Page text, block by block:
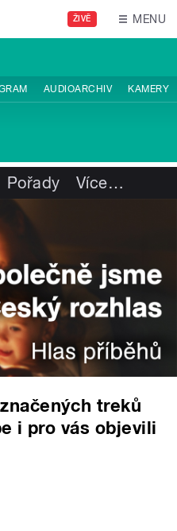
ŽIVĚ MENU
AUDIOARCHIV KAMERY
Pořady Více…
treků
i pro vás objevili